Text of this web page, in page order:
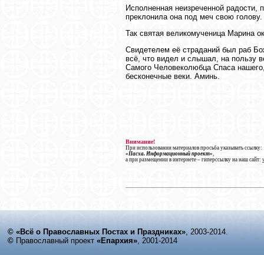
Исполненная неизреченной
преклонила она под меч свою голову.
Так святая великомученица Марина
Свидетелем её страданий был раб
всё, что видел и слышал, на пользу
Самого Человеколюбца Спаса
бесконечные веки. Аминь.
Внимание!
При использовании материалов просьба указывать ссылку:
«Пасха. Информационный проект»,
а при размещении в интернете – гиперссылку на наш сайт:
© «Всё о Православных Постах и Праздниках», 2003-2014.
© Православный проект «Епархия», 2001-2014